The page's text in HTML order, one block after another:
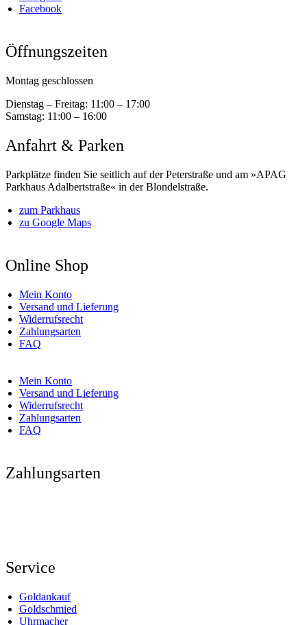
Facebook
Öffnungszeiten
Montag geschlossen
Dienstag – Freitag: 11:00 – 17:00
Samstag: 11:00 – 16:00
Anfahrt & Parken
Parkplätze finden Sie seitlich auf der Peterstraße und am »APAG
Parkhaus Adalbertstraße« in der Blondelstraße.
zum Parkhaus
zu Google Maps
Online Shop
Mein Konto
Versand und Lieferung
Widerrufsrecht
Zahlungsarten
FAQ
Mein Konto
Versand und Lieferung
Widerrufsrecht
Zahlungsarten
FAQ
Zahlungsarten
Service
Goldankauf
Goldschmied
Uhrmacher